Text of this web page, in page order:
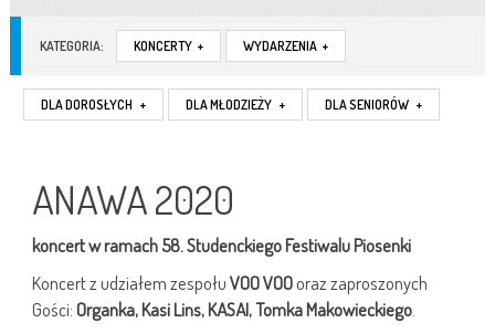
KATEGORIA: KONCERTY + WYDARZENIA +
DLA DOROSŁYCH + DLA MŁODZIEŻY + DLA SENIORÓW +
ANAWA 2020
koncert w ramach 58. Studenckiego Festiwalu Piosenki
Koncert z udziałem zespołuVOO VOOoraz zaproszonych
Gości:Organka, Kasi Lins, KASAI, Tomka Makowieckiego